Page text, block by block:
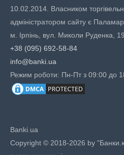
10.02.2014. Власником
адміністратором сайту є
м. Ірпінь, вул. Миколи Руденка,
+38 (095) 692-58-84
info@banki.ua
Режим роботи: Пн-Пт з 09:00 до
Banki.ua
Copyright © 2018-2026 by